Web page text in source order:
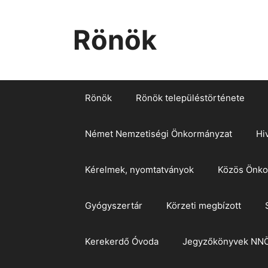
Rönök
Rönök Rönök településtörténete
Német Nemzetiségi Önkormányzat
Kérelmek, nyomtatványok Közös
Gyógyszertár Körzeti megbízott
Kerekerdő Óvoda Jegyzőkönyvek